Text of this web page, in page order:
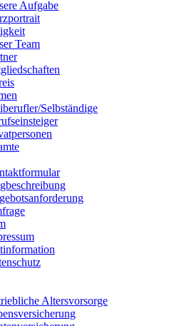
Aufgabe
Team
Selbständige
Altersvorsorge